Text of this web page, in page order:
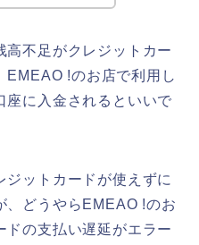
高不足がクレジットカー
EMEAO !のお店で利用し
座に入金されるといいで
ットカードが使えずに
、どうやらEMEAO !のお
ドの支払い遅延がエラー